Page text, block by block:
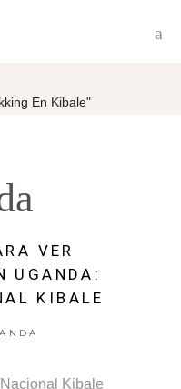
En Kibale"
VER
UGANDA:
KIBALE